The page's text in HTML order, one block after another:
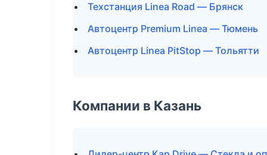
Техстанция Linea Road — Брянск
Автоцентр Premium Linea — Тюмень
Автоцентр Linea PitStop — Тольятти
Компании в Казань